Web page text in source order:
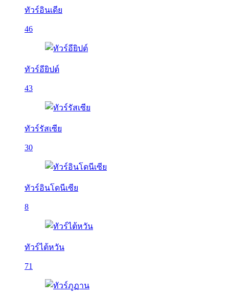
ทัวร์อินเดีย
46
ทัวร์อียิปต์
43
ทัวร์รัสเซีย
30
ทัวร์อินโดนีเซีย
8
ทัวร์ไต้หวัน
71